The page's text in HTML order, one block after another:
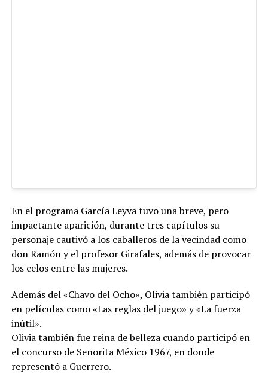
En el programa García Leyva tuvo una breve, pero
impactante aparición, durante tres capítulos su
personaje cautivó a los caballeros de la vecindad como
don Ramón y el profesor Girafales, además de provocar
los celos entre las mujeres.
Además del «Chavo del Ocho», Olivia también participó
en películas como «Las reglas del juego» y «La fuerza
inútil».
Olivia también fue reina de belleza cuando participó en
el concurso de Señorita México 1967, en donde
representó a Guerrero.